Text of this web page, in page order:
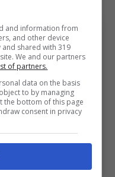
and information from
and other device
shared with 319
We and our partners
of partners.
data on the basis
to by managing
the bottom of this page
consent in privacy